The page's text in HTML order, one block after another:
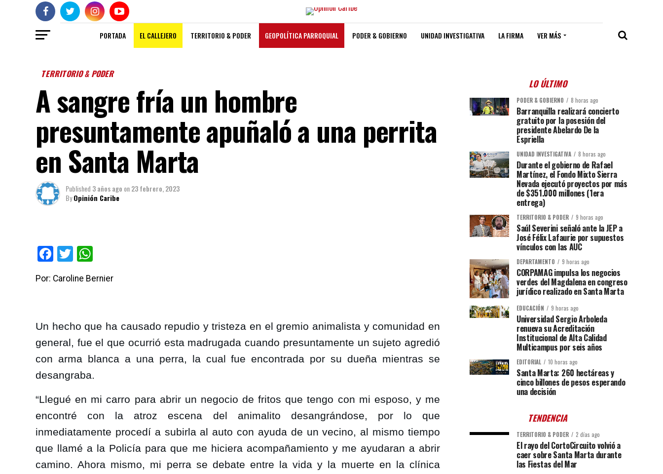
PORTADA EL CALLEJERO TERRITORIO & PODER GEOPOLÍTICA PARROQUIAL PODER & GOBIERNO UNIDAD INVESTIGATIVA LA FIRMA VER MÁS
TERRITORIO & PODER
A sangre fría un hombre
presuntamente apuñaló a una perrita
en Santa Marta
Published 3 años ago on23 febrero, 2023
ByOpinión Caribe
Facebook
Twitter
Por: Caroline Bernier
Un hecho que ha causado repudio y tristeza en el gremio animalista y comunidad en
general, fue el que ocurrió esta madrugada cuando presuntamente un sujeto agredió
con arma blanca a una perra, la cual fue encontrada por su dueña mientras se
desangraba.
“Llegué en mi carro para abrir un negocio de fritos que tengo con mi esposo, y me
encontré con la atroz escena del animalito desangrándose, por lo que
inmediatamente procedí a subirla al auto con ayuda de un vecino, al mismo tiempo
que llamé a la Policía para que me hiciera acompañamiento y me ayudaran a abrir
camino. Ahora mismo, mi perra se debate entre la vida y la muerte en la clínica
LO ÚLTIMO
PODER & GOBIERNO 8 horas ago
Barranquilla realizará concierto
gratuito por la posesión del
presidente Abelardo De la
Espriella
UNIDAD INVESTIGATIVA 8 horas ago
Durante el gobierno de Rafael
Martínez, el Fondo Mixto Sierra
Nevada ejecutó proyectos por más
de $351.000 millones (1era
entrega)
TERRITORIO & PODER 9 horas ago
Saúl Severini señaló ante la JEP a
José Félix Lafaurie por supuestos
vínculos con las AUC
DEPARTAMENTO 9 horas ago
CORPAMAG impulsa los negocios
verdes del Magdalena en congreso
jurídico realizado en Santa Marta
EDUCACIÓN 9 horas ago
Universidad Sergio Arboleda
renueva su Acreditación
Institucional de Alta Calidad
Multicampus por seis años
EDITORIAL 10 horas ago
Santa Marta: 260 hectáreas y
cinco billones de pesos esperando
una decisión
TENDENCIA
TERRITORIO & PODER 2 días ago
El rayo del CortoCircuito volvió a
caer sobre Santa Marta durante
las Fiestas del Mar